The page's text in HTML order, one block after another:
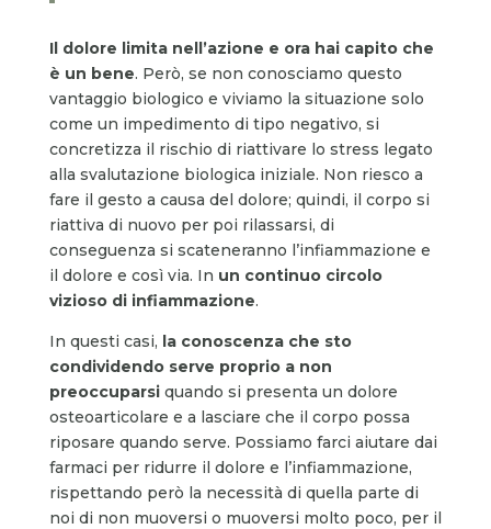
Il dolore limita nell’azione e ora hai capito che
è un bene. Però, se non conosciamo questo
vantaggio biologico e viviamo la situazione solo
come un impedimento di tipo negativo, si
concretizza il rischio di riattivare lo stress legato
alla svalutazione biologica iniziale. Non riesco a
fare il gesto a causa del dolore; quindi, il corpo si
riattiva di nuovo per poi rilassarsi, di
conseguenza si scateneranno l’infiammazione e
il dolore e così via. In un continuo circolo
vizioso di infiammazione.
In questi casi, la conoscenza che sto
condividendo serve proprio a non
preoccuparsiquando si presenta un dolore
osteoarticolare e a lasciare che il corpo possa
riposare quando serve. Possiamo farci aiutare dai
farmaci per ridurre il dolore e l’infiammazione,
rispettando però la necessità di quella parte di
noi di non muoversi o muoversi molto poco, per il